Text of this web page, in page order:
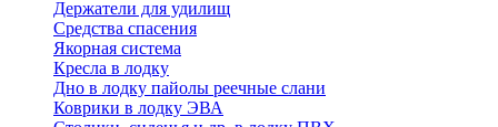
Держатели для удилищ
Средства спасения
Якорная система
Кресла в лодку
Дно в лодку пайолы реечные слани
Коврики в лодку ЭВА